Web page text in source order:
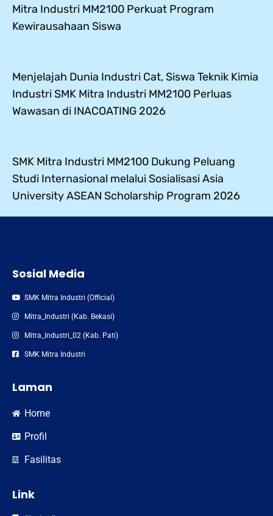
Mitra Industri MM2100 Perkuat Program
Kewirausahaan Siswa
Menjelajah Dunia Industri Cat, Siswa Teknik Kimia
Industri SMK Mitra Industri MM2100 Perluas
Wawasan di INACOATING 2026
SMK Mitra Industri MM2100 Dukung Peluang
Studi Internasional melalui Sosialisasi Asia
University ASEAN Scholarship Program 2026
Sosial Media
SMK Mitra Industri (Official)
Mitra_Industri (Kab. Bekasi)
Mitra_Industri_02 (Kab. Pati)
SMK Mitra Industri
Laman
Home
Profil
Fasilitas
Link